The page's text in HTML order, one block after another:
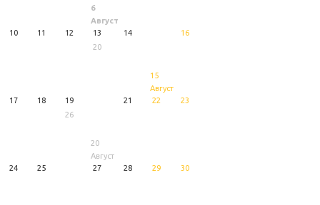
6
Август
10 11 12 13 14
15
Август
16
17 18 19
20
20
Август
21 22 23
24 25
26
27 28 29 30